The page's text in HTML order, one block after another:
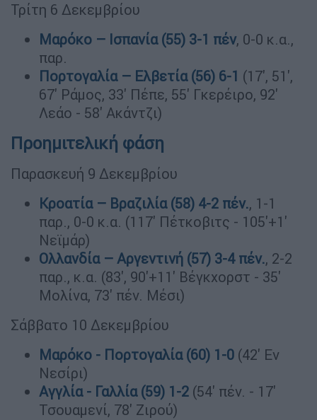
Τρίτη 6 Δεκεμβρίου
Μαρόκο – Ισπανία (55) 3-1 πέν, 0-0 κ.α.,
παρ.
Πορτογαλία – Ελβετία (56) 6-1 (17', 51',
67' Ράμος, 33' Πέπε, 55' Γκερέιρο, 92'
Λεάο - 58' Ακάντζι)
Προημιτελική φάση
Παρασκευή 9 Δεκεμβρίου
Κροατία – Βραζιλία (58) 4-2 πέν., 1-1
παρ., 0-0 κ.α. (117' Πέτκοβιτς - 105'+1'
Νεϊμάρ)
Ολλανδία – Αργεντινή (57) 3-4 πέν., 2-2
παρ., κ.α. (83', 90'+11' Βέγκχορστ - 35'
Μολίνα, 73' πέν. Μέσι)
Σάββατο 10 Δεκεμβρίου
Μαρόκο - Πορτογαλία (60) 1-0 (42' Εν
Νεσίρι)
Αγγλία - Γαλλία (59) 1-2 (54' πέν. - 17'
Τσουαμενί, 78' Ζιρού)